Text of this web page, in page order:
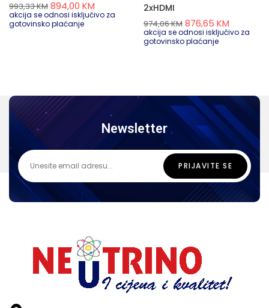
993,33KM 894,00 KM
akcija se odnosi isključivo za
gotovinsko plaćanje
2xHDMI
974,06KM 876,65 KM
akcija se odnosi isključivo za
gotovinsko plaćanje
Newsletter